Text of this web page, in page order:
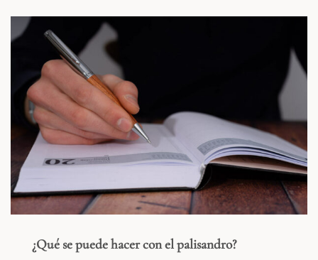
¿Qué se puede hacer con el palisandro?